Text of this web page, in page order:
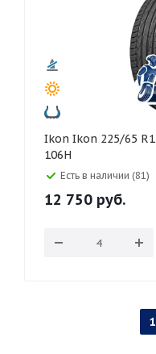
Ikon Ikon 225/65 R17 Autograph Aqua 3 SUV
106H
Есть в наличии (81)
12 750 руб.
1